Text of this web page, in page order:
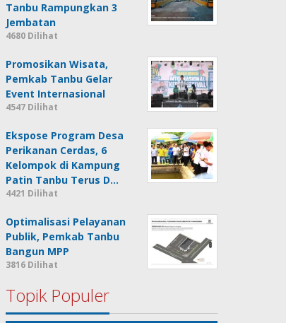
Tanbu Rampungkan 3
Jembatan
4680 Dilihat
Promosikan Wisata,
Pemkab Tanbu Gelar
Event Internasional
4547 Dilihat
Ekspose Program Desa
Perikanan Cerdas, 6
Kelompok di Kampung
Patin Tanbu Terus D…
4421 Dilihat
Optimalisasi Pelayanan
Publik, Pemkab Tanbu
Bangun MPP
3816 Dilihat
Topik Populer